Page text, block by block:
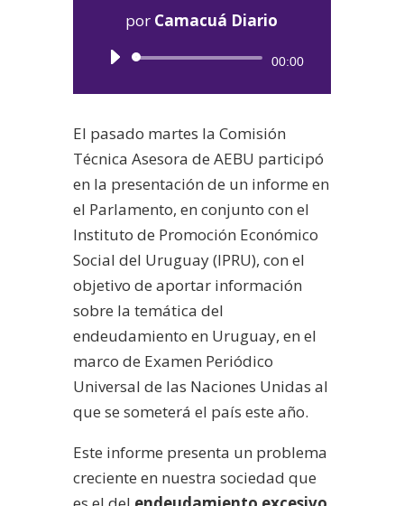
por Camacuá Diario
Reproductor
00:00
El pasado martes la Comisión
Técnica Asesora de AEBU participó
en la presentación de un informe en
el Parlamento, en conjunto con el
Instituto de Promoción Económico
Social del Uruguay (IPRU), con el
objetivo de aportar información
sobre la temática del
endeudamiento en Uruguay, en el
marco de Examen Periódico
Universal de las Naciones Unidas al
que se someterá el país este año.
Este informe presenta un problema
creciente en nuestra sociedad que